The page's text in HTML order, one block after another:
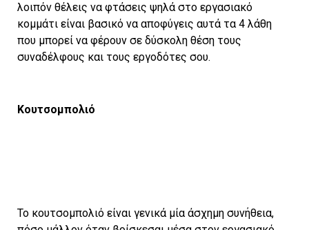
λοιπόν θέλεις να φτάσεις ψηλά στο εργασιακό
κομμάτι είναι βασικό να αποφύγεις αυτά τα 4 λάθη
που μπορεί να φέρουν σε δύσκολη θέση τους
συναδέλφους και τους εργοδότες σου.
Κουτσομπολιό
Το κουτσομπολιό είναι γενικά μία άσχημη συνήθεια,